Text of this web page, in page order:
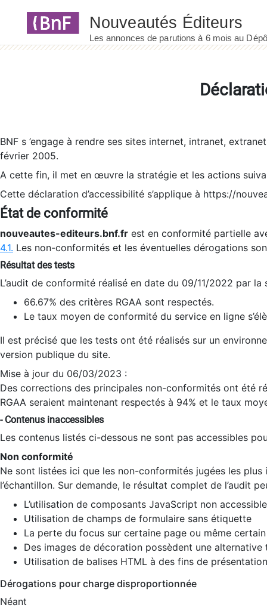
BNF s ’engage à rendre ses sites internet, intranet,
février 2005.
A cette fin, il met en œuvre la stratégie et les actions
Cette déclaration d’accessibilité s’applique à https://
État de conformité
nouveautes-editeurs.bnf.fr est en conformité partielle
4.1. Les non-conformités et les éventuelles dérogations
Résultat des tests
L’audit de conformité réalisé en date du 09/11/2022 par
66.67% des critères RGAA sont respectés.
Le taux moyen de conformité du service en ligne
Il est précisé que les tests ont été réalisés sur un
version publique du site.
Mise à jour du 06/03/2023 :
Des corrections des principales non-conformités ont été
RGAA seraient maintenant respectés à 94% et le taux
- Contenus inaccessibles
Les contenus listés ci-dessous ne sont pas accessibles
Non conformité
Ne sont listées ici que les non-conformités jugées les
l’échantillon. Sur demande, le résultat complet de l’audit
L’utilisation de composants JavaScript non
Utilisation de champs de formulaire sans étiquette
La perte du focus sur certaine page ou même
Des images de décoration possèdent une alternative
Utilisation de balises HTML à des fins de
Dérogations pour charge disproportionnée
Néant